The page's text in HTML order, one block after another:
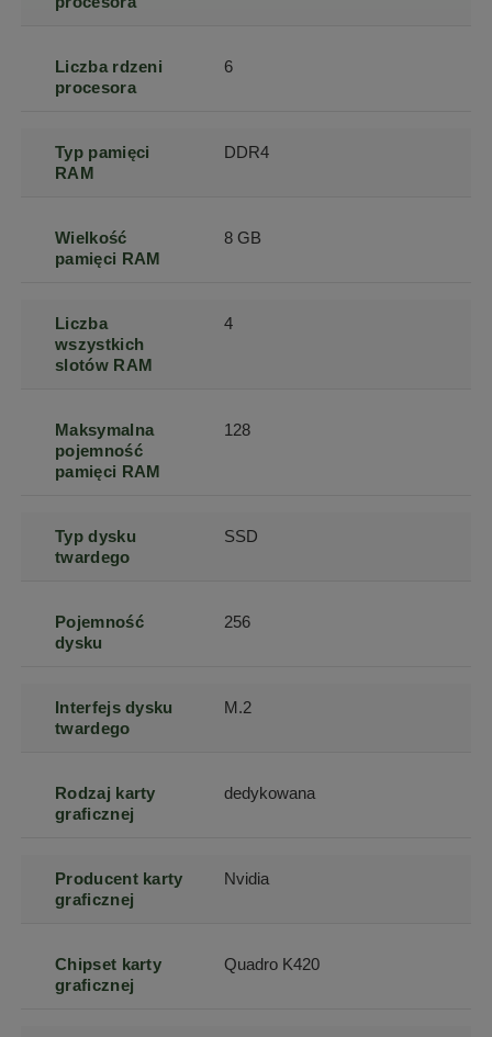
Liczba rdzeni
procesora
6
Typ pamięci
RAM
DDR4
Wielkość
pamięci RAM
8 GB
Liczba
wszystkich
slotów RAM
4
Maksymalna
pojemność
pamięci RAM
128
Typ dysku
twardego
SSD
Pojemność
dysku
256
Interfejs dysku
twardego
M.2
Rodzaj karty
graficznej
dedykowana
Producent karty
graficznej
Nvidia
Chipset karty
graficznej
Quadro K420